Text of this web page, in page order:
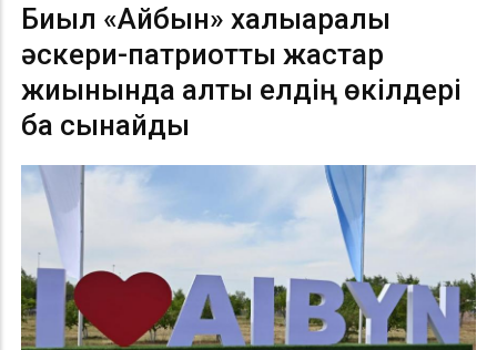
Биыл «Айбын» халықаралық
әскери-патриоттық жастар
жиынында алты елдің өкілдері
бақ сынайды